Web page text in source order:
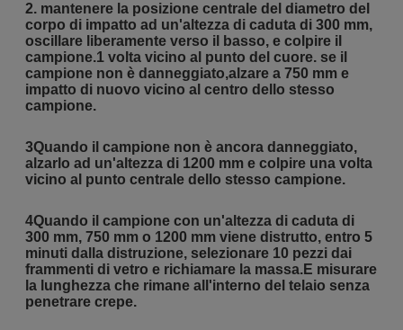
2. mantenere la posizione centrale del diametro del
corpo di impatto ad un'altezza di caduta di 300 mm,
oscillare liberamente verso il basso, e colpire il
campione.1 volta vicino al punto del cuore. se il
campione non è danneggiato,alzare a 750 mm e
impatto di nuovo vicino al centro dello stesso
campione.
3Quando il campione non è ancora danneggiato,
alzarlo ad un'altezza di 1200 mm e colpire una volta
vicino al punto centrale dello stesso campione.
4Quando il campione con un'altezza di caduta di
300 mm, 750 mm o 1200 mm viene distrutto, entro 5
minuti dalla distruzione, selezionare 10 pezzi dai
frammenti di vetro e richiamare la massa.E misurare
la lunghezza che rimane all'interno del telaio senza
penetrare crepe.